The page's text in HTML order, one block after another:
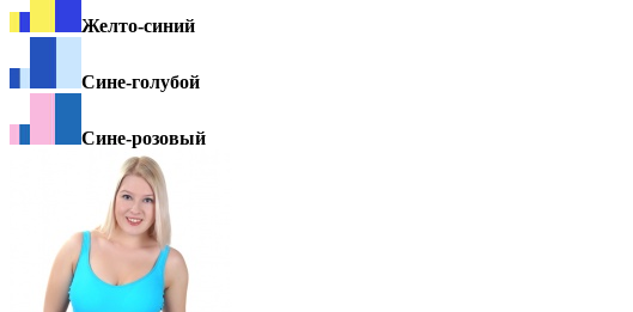
Желто-синий
Сине-голубой
Сине-розовый